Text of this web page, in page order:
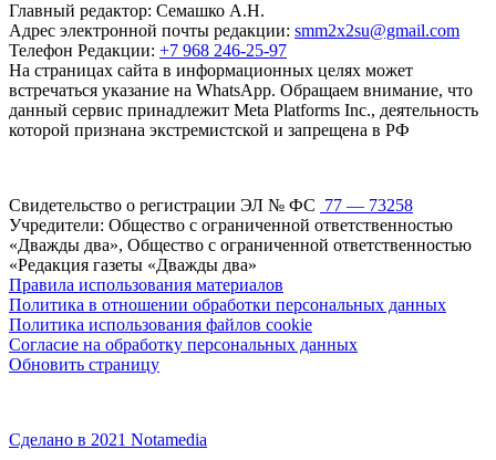
Главный редактор: Семашко А.Н.
Адрес электронной почты редакции: smm2x2su@gmail.com
Телефон Редакции: +7 968 246-25-97
На страницах сайта в информационных целях может
встречаться указание на WhatsApp. Обращаем внимание, что
данный сервис принадлежит Meta Platforms Inc., деятельность
которой признана экстремистской и запрещена в РФ
Свидетельство о регистрации ЭЛ № ФС 77 — 73258
Учредители: Общество с ограниченной ответственностью
«Дважды два», Общество с ограниченной ответственностью
«Редакция газеты «Дважды два»
Правила использования материалов
Политика в отношении обработки персональных данных
Политика использования файлов cookie
Согласие на обработку персональных данных
Обновить страницу
Сделано в 2021 Notamedia